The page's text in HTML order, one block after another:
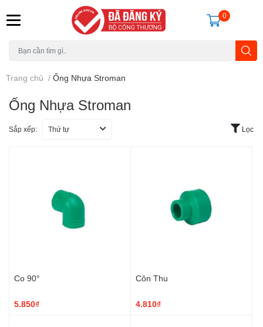
0
Trang chủ / Ống Nhựa Stroman
Ống Nhựa Stroman
Sắp xếp: Thứ tự Lọc
Co 90°
5.850₫
Côn Thu
4.810₫